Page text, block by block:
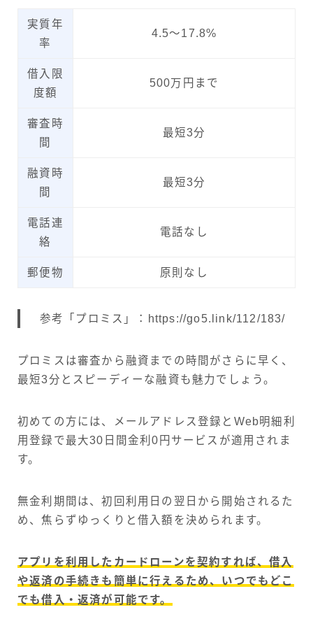
実質年
率
4.5〜17.8%
借入限
度額
500万円まで
審査時
間
最短3分
融資時
間
最短3分
電話連
絡
電話なし
郵便物 原則なし
参考「プロミス」：https://go5.link/112/183/
プロミスは審査から融資までの時間がさらに早く、
最短3分とスピーディーな融資も魅力でしょう。
初めての方には、メールアドレス登録とWeb明細利
用登録で最大30日間金利0円サービスが適用されま
す。
無金利期間は、初回利用日の翌日から開始されるた
め、焦らずゆっくりと借入額を決められます。
アプリを利用したカードローンを契約すれば、借入
や返済の手続きも簡単に行えるため、いつでもどこ
でも借入・返済が可能です。